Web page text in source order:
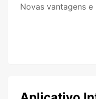
Novas vantagens